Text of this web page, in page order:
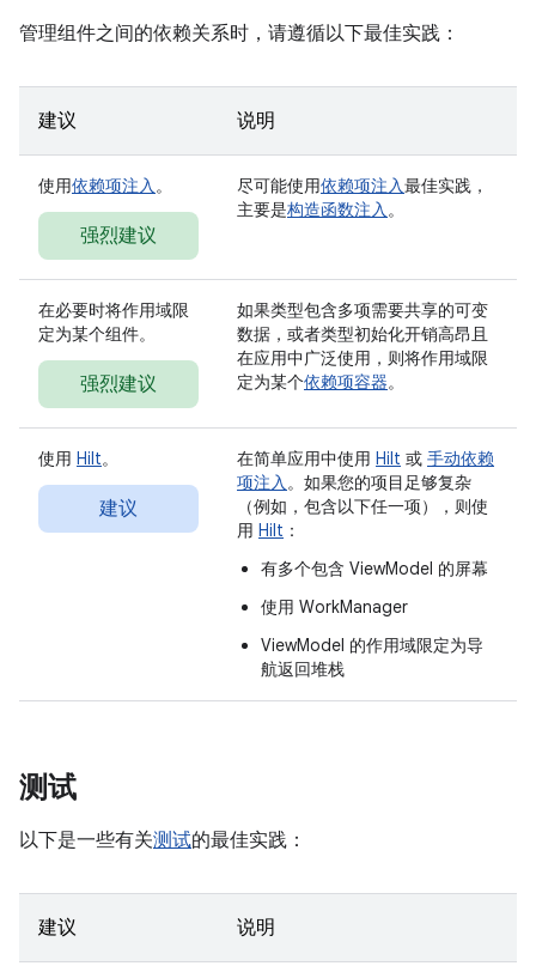
管理组件之间的依赖关系时，请遵循以下最佳实践：
建议 说明
使用依赖项注入。
强烈建议
尽可能使用依赖项注入最佳实践，
主要是构造函数注入。
在必要时将作用域限
定为某个组件。
强烈建议
如果类型包含多项需要共享的可变
数据，或者类型初始化开销高昂且
在应用中广泛使用，则将作用域限
定为某个依赖项容器。
使用 Hilt。
建议
在简单应用中使用 Hilt 或 手动依赖
项注入。如果您的项目足够复杂
（例如，包含以下任一项），则使
用 Hilt ：
有多个包含 ViewModel 的屏幕
使用 WorkManager
ViewModel 的作用域限定为导
航返回堆栈
测试
以下是一些有关测试的最佳实践：
建议 说明